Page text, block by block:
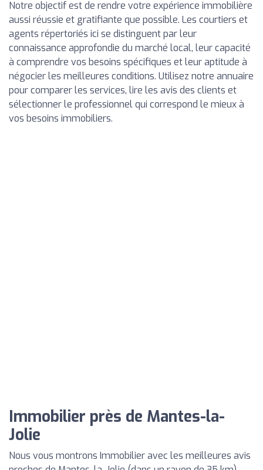
Notre objectif est de rendre votre expérience immobilière
aussi réussie et gratifiante que possible. Les courtiers et
agents répertoriés ici se distinguent par leur
connaissance approfondie du marché local, leur capacité
à comprendre vos besoins spécifiques et leur aptitude à
négocier les meilleures conditions. Utilisez notre annuaire
pour comparer les services, lire les avis des clients et
sélectionner le professionnel qui correspond le mieux à
vos besoins immobiliers.
Immobilier près de Mantes-la-
Jolie
Nous vous montrons Immobilier avec les meilleures avis